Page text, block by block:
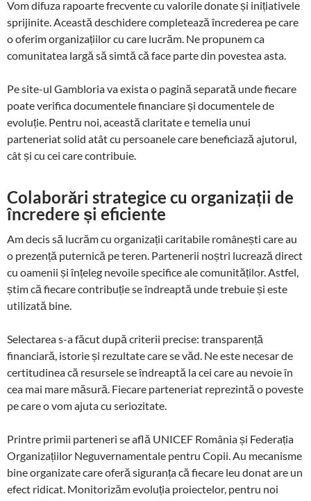
Vom difuza rapoarte frecvente cu valorile donate și inițiativele
sprijinite. Această deschidere completează încrederea pe care
o oferim organizațiilor cu care lucrăm. Ne propunem ca
comunitatea largă să simtă că face parte din povestea asta.
Pe site-ul Gambloria va exista o pagină separată unde fiecare
poate verifica documentele financiare și documentele de
evoluție. Pentru noi, această claritate e temelia unui
parteneriat solid atât cu persoanele care beneficiază ajutorul,
cât și cu cei care contribuie.
Colaborări strategice cu organizații de
încredere și eficiente
Am decis să lucrăm cu organizații caritabile românești care au
o prezență puternică pe teren. Partenerii noștri lucrează direct
cu oamenii și înțeleg nevoile specifice ale comunităților. Astfel,
știm că fiecare contribuție se îndreaptă unde trebuie și este
utilizată bine.
Selectarea s-a făcut după criterii precise: transparență
financiară, istorie și rezultate care se văd. Ne este necesar de
certitudinea că resursele se îndreaptă la cei care au nevoie în
cea mai mare măsură. Fiecare parteneriat reprezintă o poveste
pe care o vom ajuta cu seriozitate.
Printre primii parteneri se află UNICEF România și Federația
Organizațiilor Neguvernamentale pentru Copii. Au mecanisme
bine organizate care oferă siguranța că fiecare leu donat are un
efect ridicat. Monitorizăm evoluția proiectelor, pentru noi